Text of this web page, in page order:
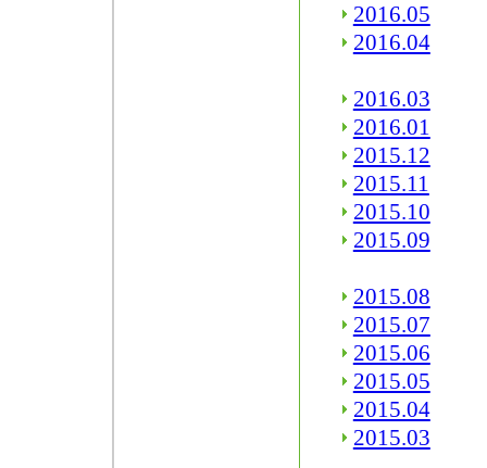
2016.05
2016.04
2016.03
2016.01
2015.12
2015.11
2015.10
2015.09
2015.08
2015.07
2015.06
2015.05
2015.04
2015.03